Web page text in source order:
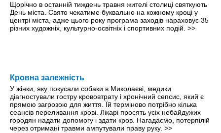
Щорічно в останній тиждень травня жителі столиці святкують
День міста. Свято чекатиме буквально на кожному кроці y
центрі міста, адже цього року програма заходів нараховує 35
різних художніх, культурно-освітніх і спортивних подій. >>
Кровна залежність
У жінки, яку покусали собаки в Миколаєві, медики
діагностували гостру крововтрату і хронічний сепсис, який є
прямою загрозою для життя. Їй терміново потрібно кілька
сеансів переливання крові. Лікарі просять усіх небайдужих
городян надати допомогу і здати кров. Нагадаємо, потерпілій
через отримані травми ампутували праву руку. >>